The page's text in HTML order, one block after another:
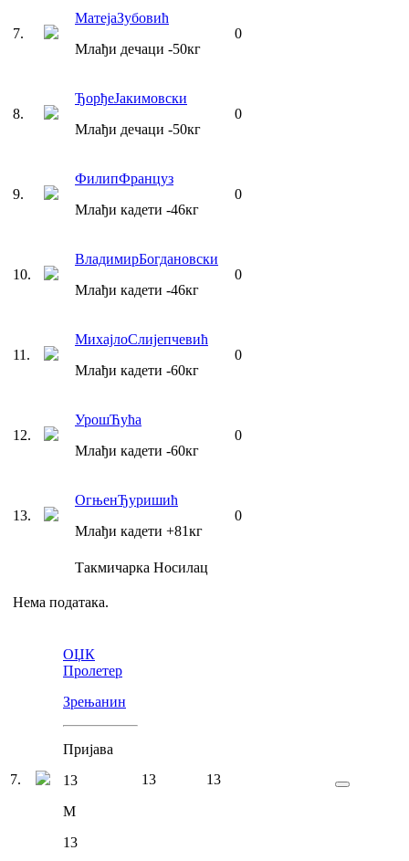
7.
МатејаЗубовић
Млађи дечаци -50кг
0
8.
ЂорђеЈакимовски
Млађи дечаци -50кг
0
9.
ФилипФранцуз
Млађи кадети -46кг
0
10.
ВладимирБогдановски
Млађи кадети -46кг
0
11 .
МихајлоСлијепчевић
Млађи кадети -60кг
0
12.
УрошЋућа
Млађи кадети -60кг
0
13.
ОгњенЂуришић
Млађи кадети +81кг
0
Такмичарка Носилац
Нема података.
7.
ОЏК
Пролетер
Зрењанин
Пријава
13
М
13
13 13